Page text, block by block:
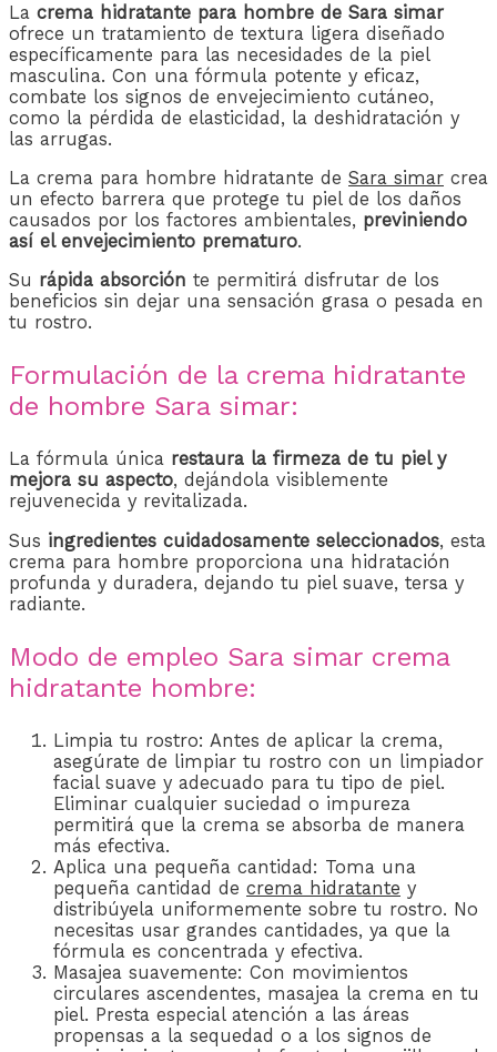
La crema hidratante para hombre de Sara simar
ofrece un tratamiento de textura ligera diseñado
específicamente para las necesidades de la piel
masculina. Con una fórmula potente y eficaz,
combate los signos de envejecimiento cutáneo,
como la pérdida de elasticidad, la deshidratación y
las arrugas.
La crema para hombre hidratante de Sara simar crea
un efecto barrera que protege tu piel de los daños
causados por los factores ambientales, previniendo
así el envejecimiento prematuro.
Su rápida absorción te permitirá disfrutar de los
beneficios sin dejar una sensación grasa o pesada en
tu rostro.
Formulación de la crema hidratante
de hombre Sara simar:
La fórmula única restaura la firmeza de tu piel y
mejora su aspecto, dejándola visiblemente
rejuvenecida y revitalizada.
Sus ingredientes cuidadosamente seleccionados, esta
crema para hombre proporciona una hidratación
profunda y duradera, dejando tu piel suave, tersa y
radiante.
Modo de empleo Sara simar crema
hidratante hombre:
Limpia tu rostro: Antes de aplicar la crema,
asegúrate de limpiar tu rostro con un limpiador
facial suave y adecuado para tu tipo de piel.
Eliminar cualquier suciedad o impureza
permitirá que la crema se absorba de manera
más efectiva.
Aplica una pequeña cantidad: Toma una
pequeña cantidad de crema hidratante y
distribúyela uniformemente sobre tu rostro. No
necesitas usar grandes cantidades, ya que la
fórmula es concentrada y efectiva.
Masajea suavemente: Con movimientos
circulares ascendentes, masajea la crema en tu
piel. Presta especial atención a las áreas
propensas a la sequedad o a los signos de